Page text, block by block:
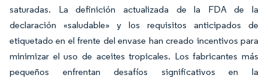
saturadas. La definición actualizada de la FDA de la
declaración «saludable» y los requisitos anticipados de
etiquetado en el frente del envase han creado incentivos para
minimizar el uso de aceites tropicales. Los fabricantes más
pequeños enfrentan desafíos significativos en la